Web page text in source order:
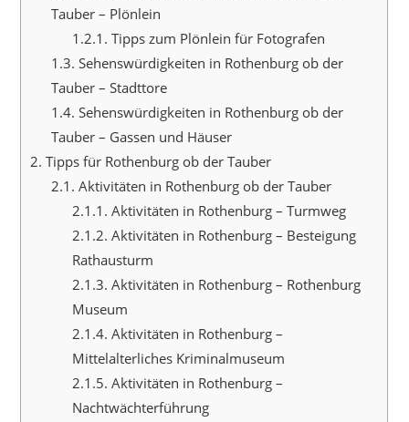
Tauber – Plönlein
1.2.1. Tipps zum Plönlein für Fotografen
1.3. Sehenswürdigkeiten in Rothenburg ob der
Tauber – Stadttore
1.4. Sehenswürdigkeiten in Rothenburg ob der
Tauber – Gassen und Häuser
2. Tipps für Rothenburg ob der Tauber
2.1. Aktivitäten in Rothenburg ob der Tauber
2.1.1. Aktivitäten in Rothenburg – Turmweg
2.1.2. Aktivitäten in Rothenburg – Besteigung
Rathausturm
2.1.3. Aktivitäten in Rothenburg – Rothenburg
Museum
2.1.4. Aktivitäten in Rothenburg –
Mittelalterliches Kriminalmuseum
2.1.5. Aktivitäten in Rothenburg –
Nachtwächterführung